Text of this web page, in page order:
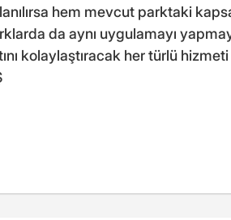
hem mevcut parktaki
da aynı uygulamayı
kolaylaştıracak her türlü